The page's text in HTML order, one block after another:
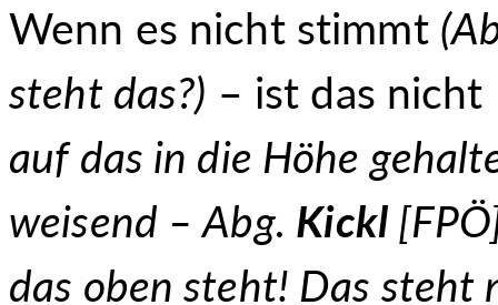
Wenn es nicht stimmt
steht das?) – ist das
auf das in die Höhe
weisend –Abg. Kickl
das oben steht! Das steht